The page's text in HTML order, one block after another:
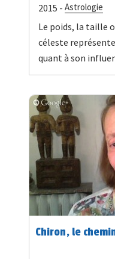
2015 - Astrologie
Le poids, la taille
céleste
quant à son
Chiron, le